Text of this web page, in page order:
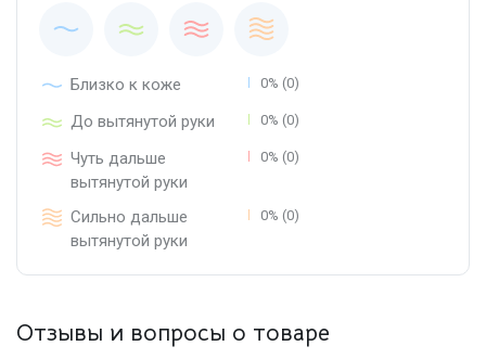
Близко к коже 0% (0)
До вытянутой руки 0% (0)
Чуть дальше
вытянутой руки
0% (0)
Сильно дальше
вытянутой руки
0% (0)
Отзывы и вопросы о товаре